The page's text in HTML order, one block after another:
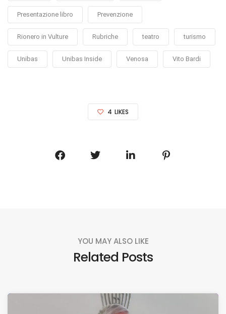
Presentazione libro Prevenzione
Rionero in Vulture Rubriche teatro turismo
Unibas Unibas Inside Venosa Vito Bardi
4 LIKES
YOU MAY ALSO LIKE
Related Posts